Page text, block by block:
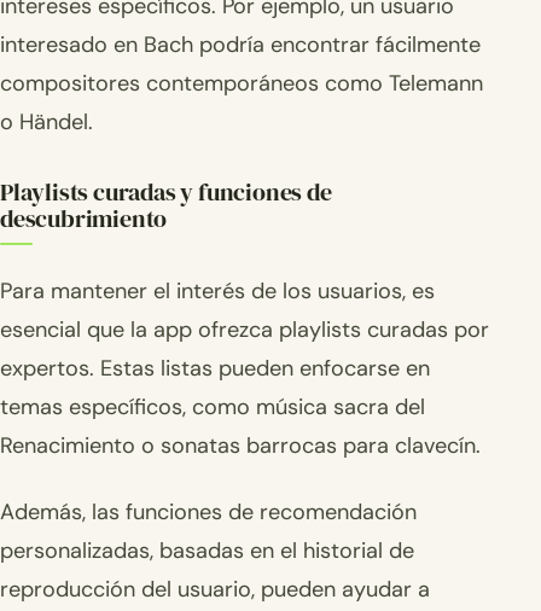
intereses específicos. Por ejemplo, un usuario
interesado en Bach podría encontrar fácilmente
compositores contemporáneos como Telemann
o Händel.
Playlists curadas y funciones de
descubrimiento
Para mantener el interés de los usuarios, es
esencial que la app ofrezca playlists curadas por
expertos. Estas listas pueden enfocarse en
temas específicos, como música sacra del
Renacimiento o sonatas barrocas para clavecín.
Además, las funciones de recomendación
personalizadas, basadas en el historial de
reproducción del usuario, pueden ayudar a